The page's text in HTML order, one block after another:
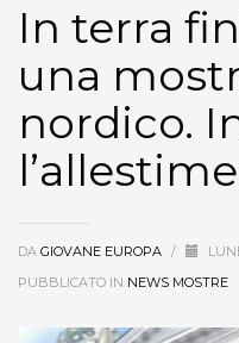
In terra
una
nordico.
DA GIOVANE EUROPA /
PUBBLICATO IN NEWS MOSTRE